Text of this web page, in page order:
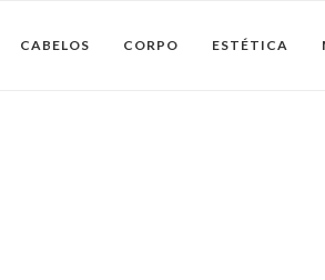
CABELOS CORPO ESTÉTICA